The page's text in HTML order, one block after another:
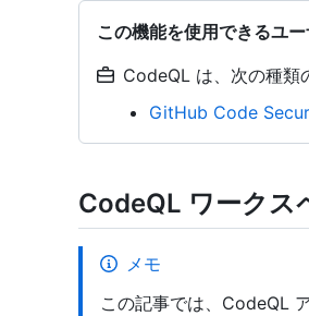
この機能を使用できるユ
CodeQL は、次の種類
GitHub Code
CodeQL ワークス
メモ
この記事では、CodeQL